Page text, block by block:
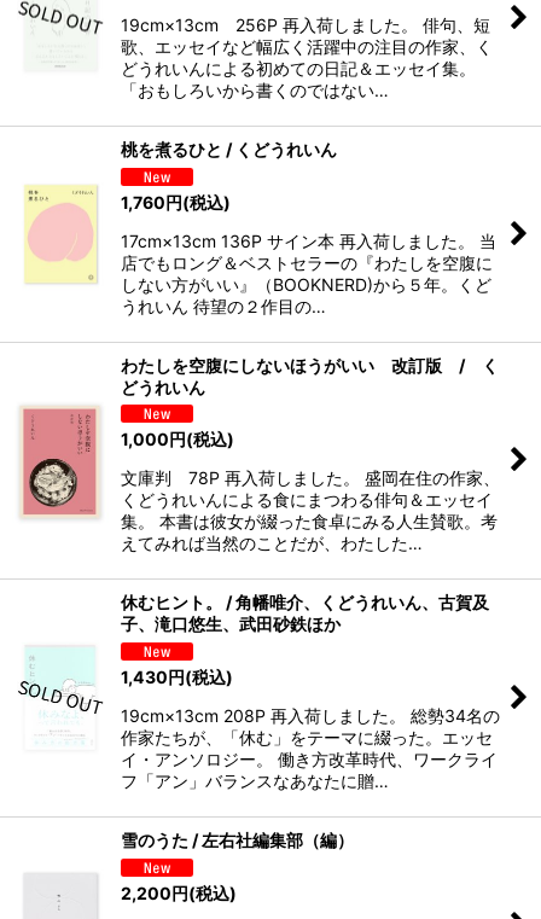
19cm×13cm 256P 再入荷しました。 俳句、短
歌、エッセイなど幅広く活躍中の注目の作家、く
どうれいんによる初めての日記＆エッセイ集。
「おもしろいから書くのではない…
桃を煮るひと / くどうれいん
1,760円(税込)
17cm×13cm 136P サイン本 再入荷しました。 当
店でもロング＆ベストセラーの『わたしを空腹に
しない方がいい』（BOOKNERD)から５年。くど
うれいん 待望の２作目の…
わたしを空腹にしないほうがいい 改訂版 / く
どうれいん
1,000円(税込)
文庫判 78P 再入荷しました。 盛岡在住の作家、
くどうれいんによる食にまつわる俳句＆エッセイ
集。 本書は彼女が綴った食卓にみる人生賛歌。考
えてみれば当然のことだが、わたした…
休むヒント。 / 角幡唯介、くどうれいん、古賀及
子、滝口悠生、武田砂鉄ほか
1,430円(税込)
19cm×13cm 208P 再入荷しました。 総勢34名の
作家たちが、「休む」をテーマに綴った。エッセ
イ・アンソロジー。 働き方改革時代、ワークライ
フ「アン」バランスなあなたに贈…
雪のうた / 左右社編集部（編）
2,200円(税込)